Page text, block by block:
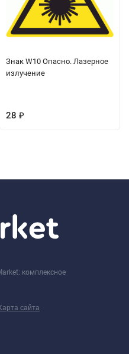
Знак W10 Опасно. Лазерное
излучение
28 ₽
комплексное
сайта